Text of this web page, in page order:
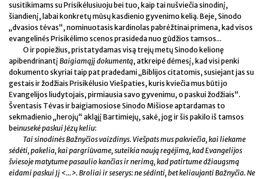
susitikimams su Prisikėlusiuoju bei tuo, kaip tai nušviečia sinodinį,
šiandienį, labai konkretų mūsų kasdienio gyvenimo kelią. Beje, Sinodo
„dvasios tėvas“, nominuotasis kardinolas pabrėžtinai primena, kad visos
evangelinės Prisikėlimo scenos prasideda nuo gūdžios tamsos...
O ir popiežius, pristatydamas visą trejų metų Sinodo kelionę
apibendrinantį Baigiamąjį dokumentą, atkreipė dėmesį, kad visi penki
dokumento skyriai taip pat pradedami „Biblijos citatomis, susiejant jas su
gestais ir žodžiais Prisikėlusio Viešpaties, kuris kviečia mus būti jo
Evangelijos liudytojais, pirmiausia savo gyvenimu, o paskui žodžiais“.
Šventasis Tėvas ir baigiamosiose Sinodo Mišiose aptardamas to
sekmadienio „herojų“ akląjį Bartimiejų, sakė, jog ir šis pakilo iš tamsos
beinusekė paskui Jėzų keliu:
Tai sinodinės Bažnyčios vaizdinys. Viešpats mus pakviečia, kai liekame
sėdėti, pakelia, kai pargriūvame, suteikia naują regėjimą, kad Evangelijos
šviesoje matytume pasaulio kančias ir nerimą, kad patirtume džiaugsmą
eidami paskui Jį <...>. Broliai ir seserys: ne sėdinti, bet keliaujanti Bažnyčia. Ne